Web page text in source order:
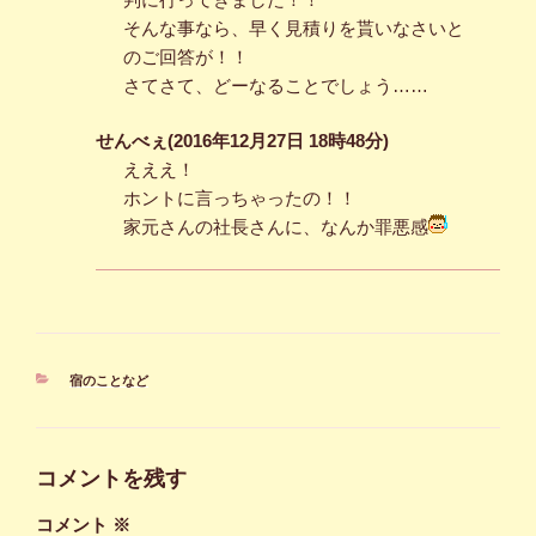
そんな事なら、早く見積りを貰いなさいと
のご回答が！！
さてさて、どーなることでしょう……
せんべぇ(2016年12月27日 18時48分)
えええ！
ホントに言っちゃったの！！
家元さんの社長さんに、なんか罪悪感
カ
宿のことなど
コメントを残す
コメント ※